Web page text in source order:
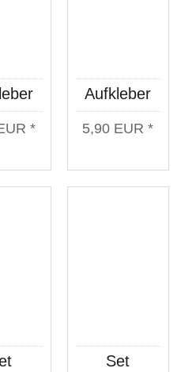
Halts
*
Aufkleber
Kategorie C
Transparent
5,90 EUR *
Set